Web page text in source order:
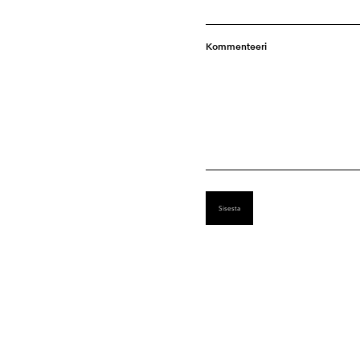
Kommenteeri